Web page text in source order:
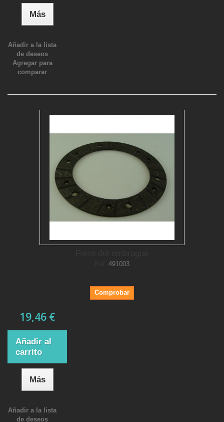
Más
Añadir a la lista
de deseos
Agregar para
comparar
491003
Comprobar
19,46 €
Añadir al
carrito
Más
Añadir a la lista
de deseos